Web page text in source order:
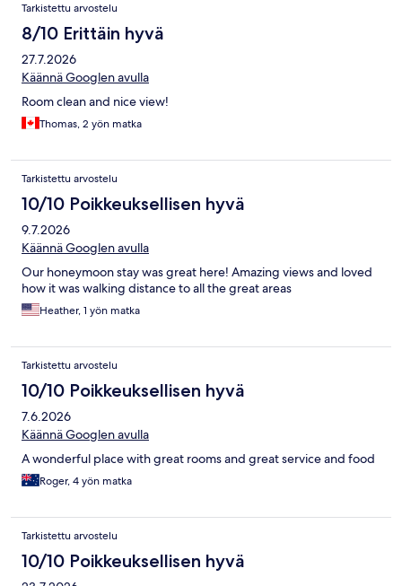
Tarkistettu arvostelu
8/10 Erittäin hyvä
27.7.2026
Käännä Googlen avulla
Room clean and nice view!
Thomas, 2 yön matka
Tarkistettu arvostelu
10/10 Poikkeuksellisen hyvä
9.7.2026
Käännä Googlen avulla
Our honeymoon stay was great here! Amazing views and loved
how it was walking distance to all the great areas
Heather, 1 yön matka
Tarkistettu arvostelu
10/10 Poikkeuksellisen hyvä
7.6.2026
Käännä Googlen avulla
A wonderful place with great rooms and great service and food
Roger, 4 yön matka
Tarkistettu arvostelu
10/10 Poikkeuksellisen hyvä